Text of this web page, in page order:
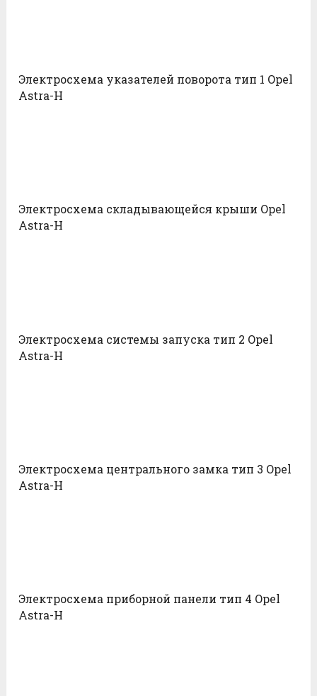
Электросхема указателей поворота тип 1 Opel
Astra-H
Электросхема складывающейся крыши Opel
Astra-H
Электросхема системы запуска тип 2 Opel
Astra-H
Электросхема центрального замка тип 3 Opel
Astra-H
Электросхема приборной панели тип 4 Opel
Astra-H